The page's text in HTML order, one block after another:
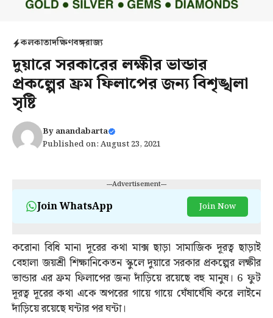
কলকাতাদক্ষিণবঙ্গরাজ্য
দুয়ারে সরকারের লক্ষীর ভান্ডার
প্রকল্পের ফ্রম ফিলাপের জন্য বিশৃঙ্খলা
সৃষ্টি
Byanandabarta
Published on: August 23, 2021
---Advertisement---
Join WhatsApp Join Now
করোনা বিধি মানা দূরের কথা মাক্স ছাড়া সামাজিক দূরত্ব ছাড়াই
বেহালা জয়শ্রী শিক্ষানিকেতন স্কুলে দুয়ারে সরকার প্রকল্পের লক্ষীর
ভান্ডার এর ফ্রম ফিলাপের জন্য দাঁড়িয়ে রয়েছে বহু মানুষ। 6 ফুট
দূরত্ব দূরের কথা একে অপরের গায়ে গায়ে ঘেঁষাঘেঁষি করে লাইনে
দাঁড়িয়ে রয়েছে ঘন্টার পর ঘন্টা।